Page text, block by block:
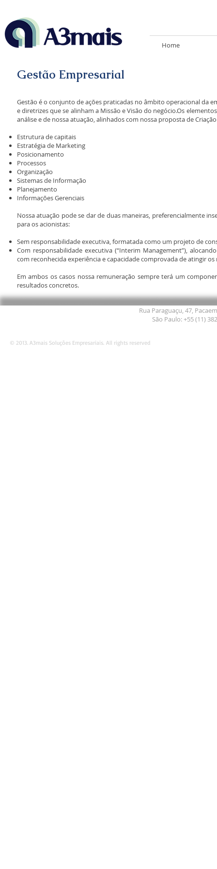
Gestão Empresarial
Gestão é o conjunto de ações praticadas no âmbito operacional da
e diretrizes que se alinham a Missão e Visão do negócio.Os
análise e de nossa atuação, alinhados com nossa proposta de
Estrutura de capitais
Estratégia de Marketing
Posicionamento
Processos
Organização
Sistemas de Informação
Planejamento
Informações Gerenciais
Nossa atuação pode se dar de duas maneiras, preferencialmente
para os acionistas:
Sem responsabilidade executiva, formatada como um projeto de
Com responsabilidade executiva (“Interim Management”),
com reconhecida experiência e capacidade comprovada de atingir
Em ambos os casos nossa remuneração sempre terá um
resultados concretos.
Home
© 2013. A3mais Soluções Empresariais. All rights reserved
Rua Paraguaçu, 47,
São Paulo: +55 (11)